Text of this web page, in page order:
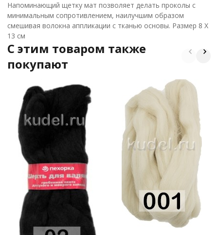
Напоминающий щетку мат позволяет делать проколы с
минимальным сопротивлением, наилучшим образом
смешивая волокна аппликации с тканью основы. Размер 8 Х
13 см
C этим товаром также
покупают